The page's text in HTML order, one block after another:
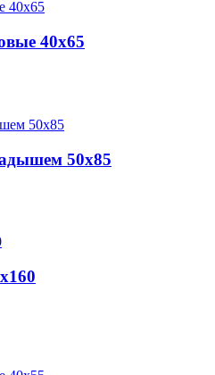
40x65
50x85